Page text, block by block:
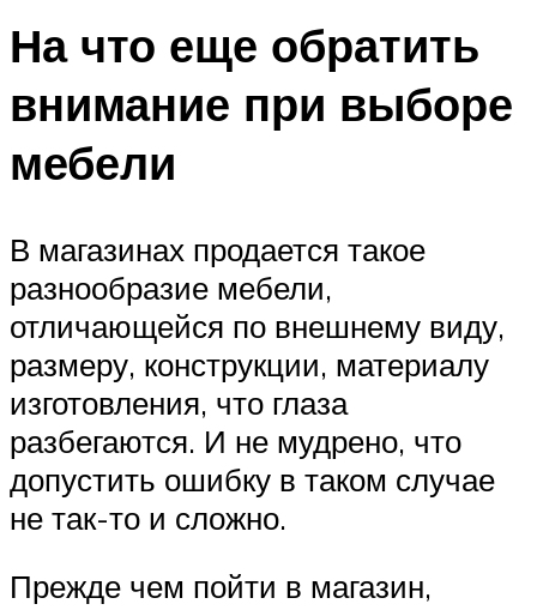
На что еще обратить
внимание при выборе
мебели
В магазинах продается такое
разнообразие мебели,
отличающейся по внешнему виду,
размеру, конструкции, материалу
изготовления, что глаза
разбегаются. И не мудрено, что
допустить ошибку в таком случае
не так-то и сложно.
Прежде чем пойти в магазин,